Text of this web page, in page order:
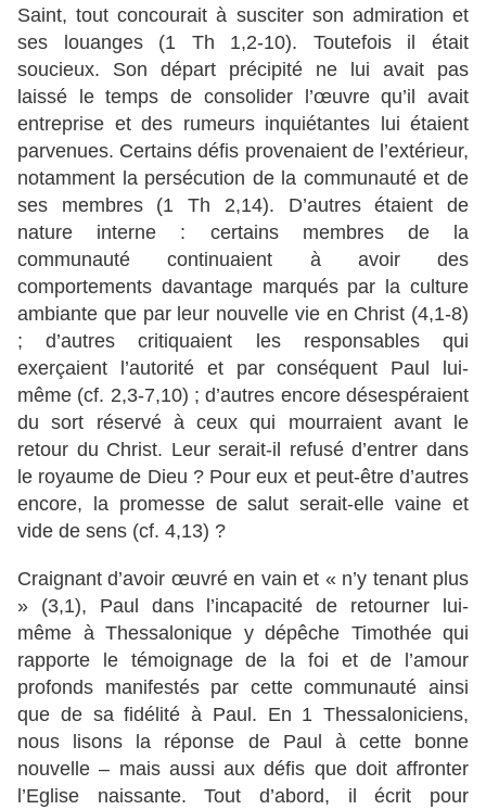
Saint, tout concourait à susciter son admiration et
ses louanges (1 Th 1,2-10). Toutefois il était
soucieux. Son départ précipité ne lui avait pas
laissé le temps de consolider l’œuvre qu’il avait
entreprise et des rumeurs inquiétantes lui étaient
parvenues. Certains défis provenaient de l’extérieur,
notamment la persécution de la communauté et de
ses membres (1 Th 2,14). D’autres étaient de
nature interne : certains membres de la
communauté continuaient à avoir des
comportements davantage marqués par la culture
ambiante que par leur nouvelle vie en Christ (4,1-8)
; d’autres critiquaient les responsables qui
exerçaient l’autorité et par conséquent Paul lui-
même (cf. 2,3-7,10) ; d’autres encore désespéraient
du sort réservé à ceux qui mourraient avant le
retour du Christ. Leur serait-il refusé d’entrer dans
le royaume de Dieu ? Pour eux et peut-être d’autres
encore, la promesse de salut serait-elle vaine et
vide de sens (cf. 4,13) ?
Craignant d’avoir œuvré en vain et « n’y tenant plus
» (3,1), Paul dans l’incapacité de retourner lui-
même à Thessalonique y dépêche Timothée qui
rapporte le témoignage de la foi et de l’amour
profonds manifestés par cette communauté ainsi
que de sa fidélité à Paul. En 1 Thessaloniciens,
nous lisons la réponse de Paul à cette bonne
nouvelle – mais aussi aux défis que doit affronter
l’Eglise naissante. Tout d’abord, il écrit pour